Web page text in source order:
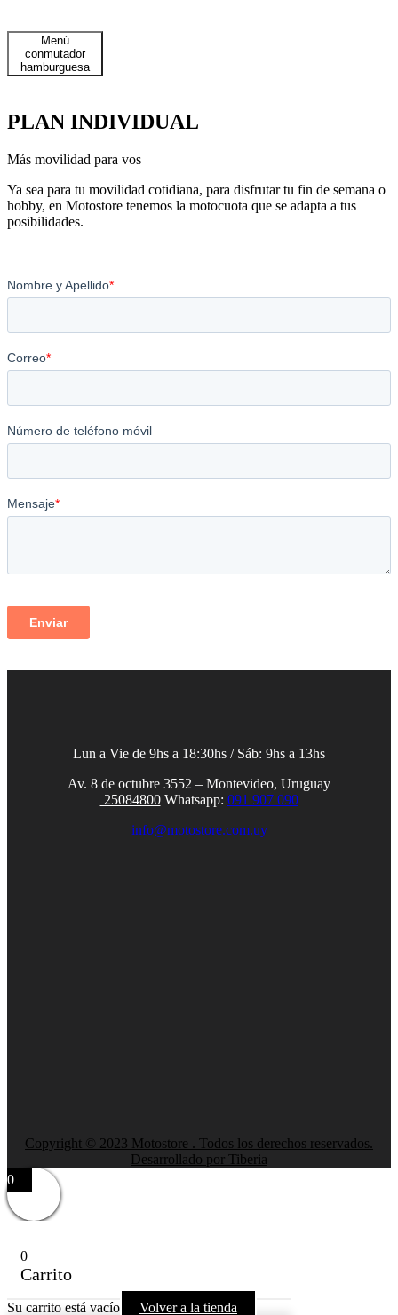
Menú
conmutador
hamburguesa
PLAN INDIVIDUAL
Más movilidad para vos
Ya sea para tu movilidad cotidiana, para disfrutar tu fin de semana o
hobby, en Motostore tenemos la motocuota que se adapta a tus
posibilidades.
Lun a Vie de 9hs a 18:30hs / Sáb: 9hs a 13hs
Av. 8 de octubre 3552 – Montevideo, Uruguay
25084800Whatsapp: 091 907 090
info@motostore.com.uy
Copyright © 2023 Motostore . Todos los derechos reservados.
Desarrollado por Tiberia
0
0
Carrito
Su carrito está vacío Volver a la tienda